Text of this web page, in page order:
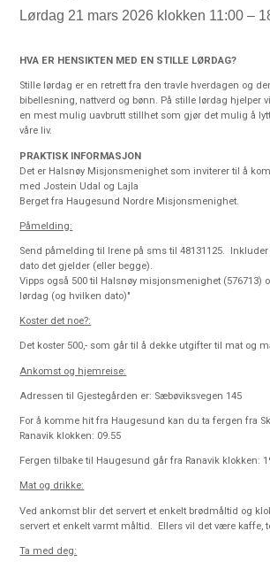
Lørdag 21 mars 2026 klokken 11:00 –
HVA ER HENSIKTEN MED EN STILLE LØRDAG?
Stille lørdag er en retrett fra den travle hverdagen og
bibellesning, nattverd og bønn. På stille lørdag hjelper
en mest mulig uavbrutt stillhet som gjør det mulig å
våre liv.
PRAKTISK INFORMASJON
Det er Halsnøy Misjonsmenighet som inviterer til å
med Jostein Udal og Lajla
Berget fra Haugesund Nordre Misjonsmenighet.
Påmelding:
Send påmelding til Irene på sms til 48131125.
dato det gjelder (eller begge).
Vipps også 500 til Halsnøy misjonsmenighet (576713)
lørdag (og hvilken dato)"
Koster det noe?:
Det koster 500,- som går til å dekke utgifter til mat og
Ankomst og hjemreise:
Adressen til Gjestegården er: Sæbøviksvegen 145
For å komme hit fra Haugesund kan du ta fergen fra
Ranavik klokken: 09.55
Fergen tilbake til Haugesund går fra Ranavik klokken:
Mat og drikke:
Ved ankomst blir det servert et enkelt brødmåltid og
servert et enkelt varmt måltid. Ellers vil det være kaffe,
Ta med deg: